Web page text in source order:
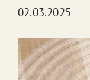
02.03.2025